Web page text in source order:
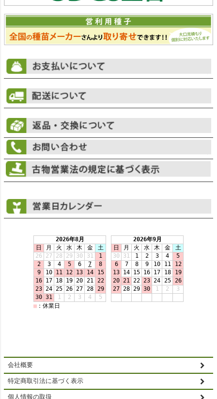
会社概要
特定商取引法に基づく表示
個人情報の取扱